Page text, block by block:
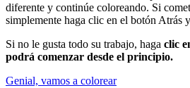
diferente y continúe coloreando. Si
simplemente haga clic en el botón Atrás
Si no le gusta todo su trabajo, haga clic
podrá comenzar desde el principio.
Genial, vamos a colorear